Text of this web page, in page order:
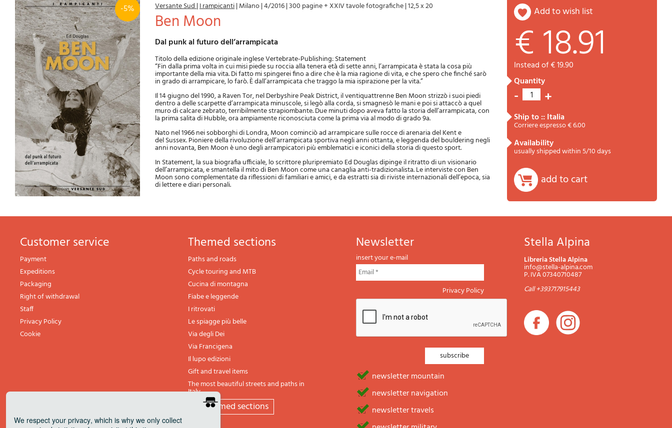
Cart
Summary
-5% Versante Sud|I rampicanti| Milano|4/2016|300 pagine + XXIV tavole fotografiche|12,5 x 20
Ben Moon
Dal punk al futuro dell’arrampicata
Titolo della edizione originale inglese Vertebrate-Publishing: Statement
“Fin dalla prima volta in cui misi piede su roccia alla tenera età di sette anni, l’arrampicata è stata la cosa più
importante della mia vita. Di fatto mi spingerei fino a dire che è la mia ragione di vita, e che spero che finché sarò
in grado di arrampicare, lo farò. È dall’arrampicata che traggo la mia ispirazione per la vita.”
Il 14 giugno del 1990, a Raven Tor, nel Derbyshire Peak District, il ventiquattrenne Ben Moon strizzò i suoi piedi
dentro a delle scarpette d’arrampicata minuscole, si legò alla corda, si smagnesò le mani e poi si attaccò a quel
muro di calcare zebrato, terribilmente strapiombante. Due minuti dopo aveva fatto la storia dell’arrampicata, con
la prima salita di Hubble, ora ampiamente riconosciuta come la prima via al modo di grado 9a.
Nato nel 1966 nei sobborghi di Londra, Moon cominciò ad arrampicare sulle rocce di arenaria del Kent e
del Sussex. Pioniere della rivoluzione dell’arrampicata sportiva negli anni ottanta, e leggenda del bouldering negli
anni novanta, Ben Moon è uno degli arrampicatori più emblematici e iconici della storia di questo sport.
In Statement, la sua biografia ufficiale, lo scrittore pluripremiato Ed Douglas dipinge il ritratto di un visionario
dell’arrampicata, e smantella il mito di Ben Moon come una canaglia anti-tradizionalista. Le interviste con Ben
Moon sono complementate da riflessioni di familiari e amici, e da estratti sia di riviste internazionali dell’epoca, sia
di lettere e diari personali.
add to wish list
€ 18.91
instead of € 19.90
quantity
- 1 +
ship to :: Italia
Corriere espresso € 6.00
availability
usually shipped within 5/10 days
add to cart
Customer service
Payment
Expeditions
Packaging
Right of withdrawal
Staff
Privacy Policy
Cookie
themed sections
Paths and roads
Cycle touring and MTB
Cucina di montagna
Fiabe e leggende
I ritrovati
Le spiagge più belle
Via degli Dei
Via Francigena
Il lupo edizioni
Gift and travel items
The most beautiful streets and paths in
Italy
All themed sections
newsletter
insert your e-mail
Privacy Policy
newsletter mountain
newsletter navigation
newsletter travels
Stella Alpina
Libreria Stella Alpina
info@stella-alpina.com
P. IVA 07340710487
Call +393717915443
We respect your privacy, which is why we only collect